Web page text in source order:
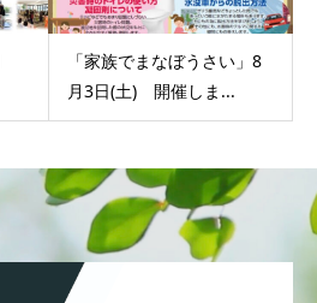
「家族でまなぼうさい」8
月3日(土) 開催しま...